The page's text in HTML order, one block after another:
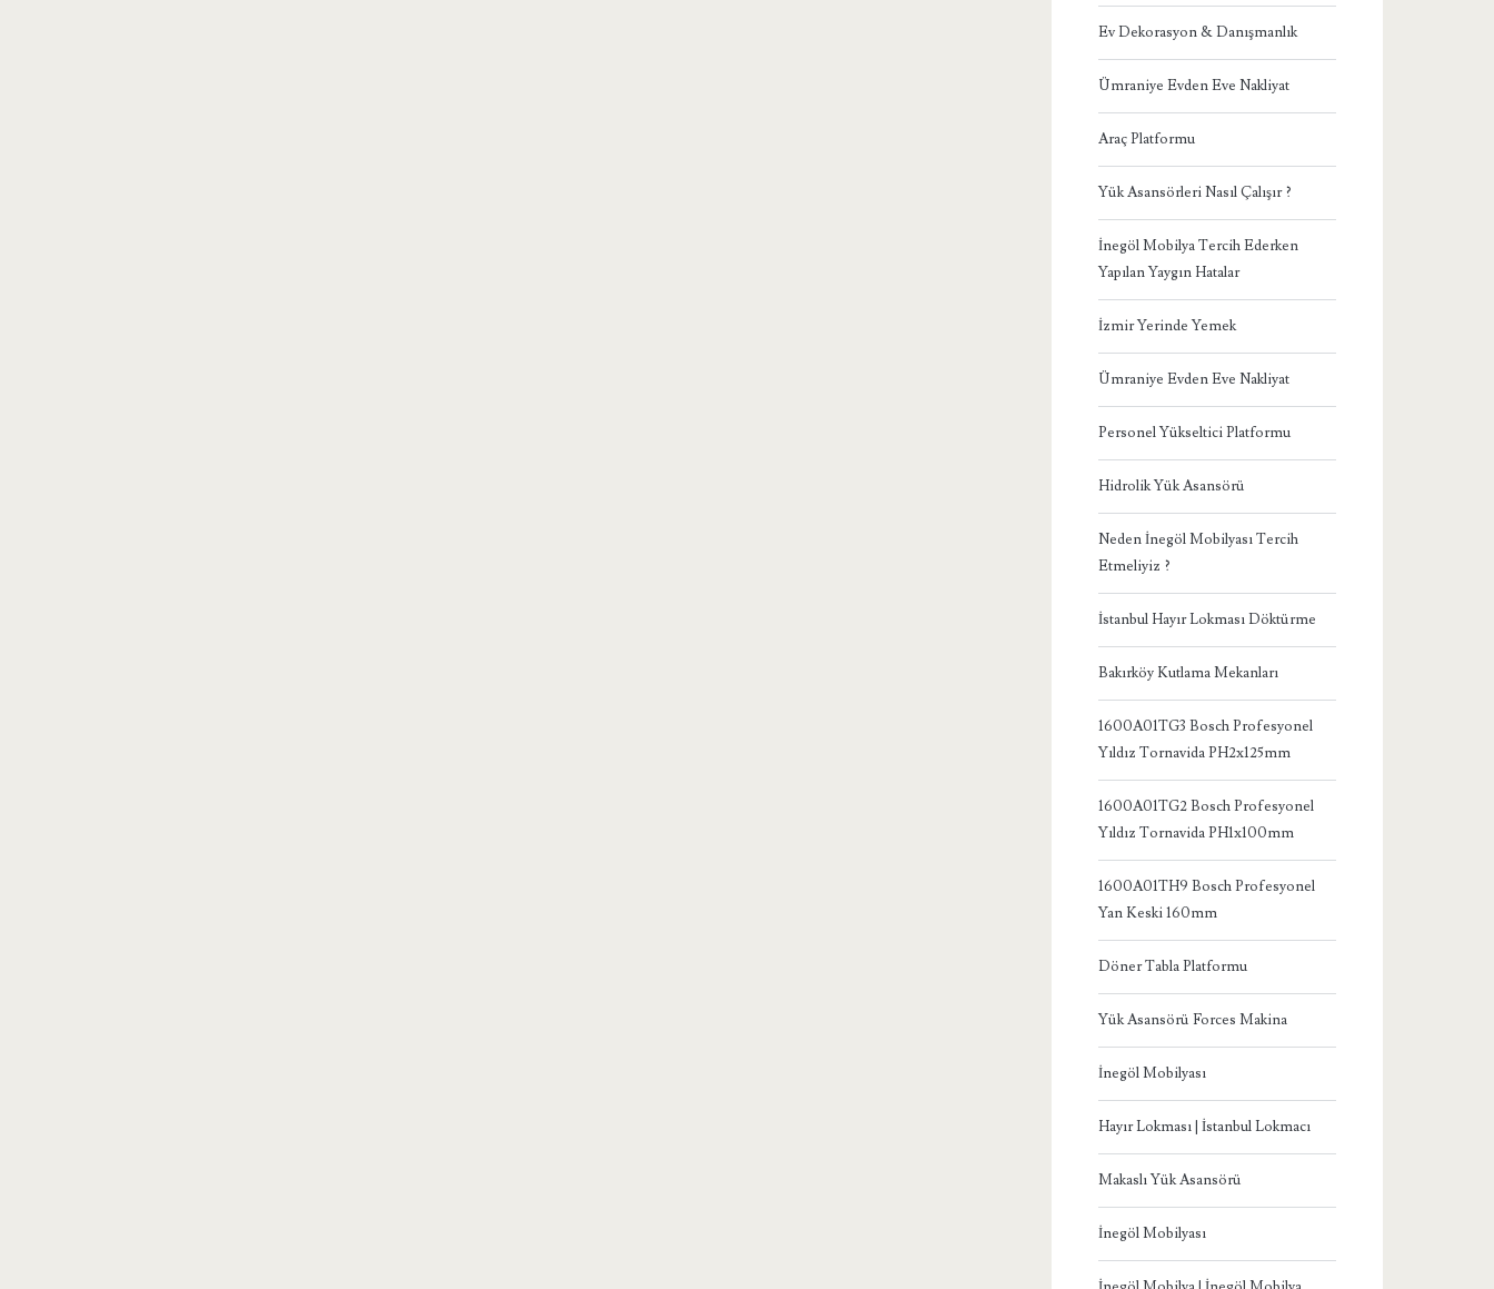
Ev Dekorasyon & Danışmanlık
Ümraniye Evden Eve Nakliyat
Araç Platformu
Yük Asansörleri Nasıl Çalışır ?
İnegöl Mobilya Tercih Ederken
Yapılan Yaygın Hatalar
İzmir Yerinde Yemek
Ümraniye Evden Eve Nakliyat
Personel Yükseltici Platformu
Hidrolik Yük Asansörü
Neden İnegöl Mobilyası Tercih
Etmeliyiz ?
İstanbul Hayır Lokması Döktürme
Bakırköy Kutlama Mekanları
1600A01TG3 Bosch Profesyonel
Yıldız Tornavida PH2x125mm
1600A01TG2 Bosch Profesyonel
Yıldız Tornavida PH1x100mm
1600A01TH9 Bosch Profesyonel
Yan Keski 160mm
Döner Tabla Platformu
Yük Asansörü Forces Makina
İnegöl Mobilyası
Hayır Lokması | İstanbul Lokmacı
Makaslı Yük Asansörü
İnegöl Mobilyası